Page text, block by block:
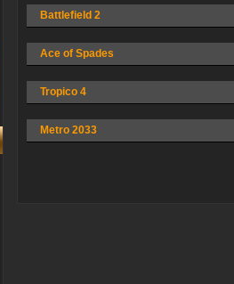
Battlefield 2
Ace of Spades
Tropico 4
Metro 2033